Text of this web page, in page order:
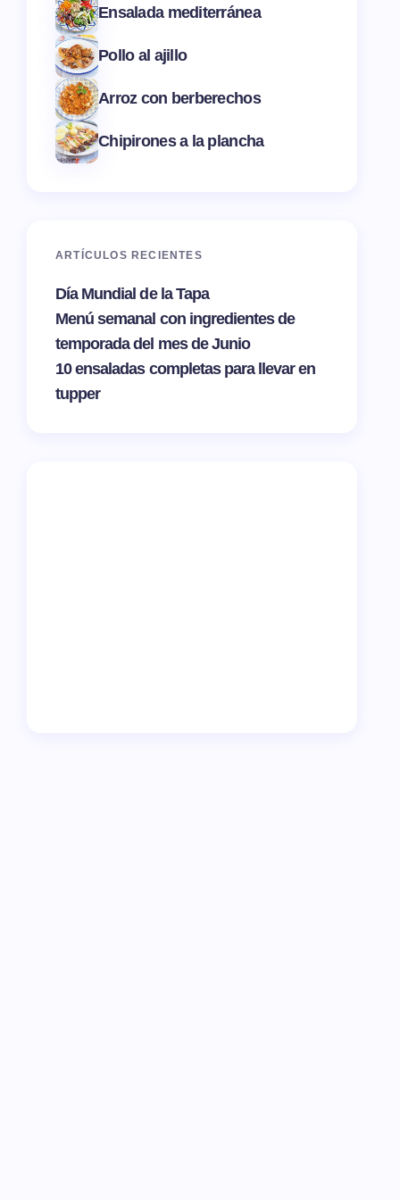
Ensalada mediterránea
Pollo al ajillo
Arroz con berberechos
Chipirones a la plancha
ARTÍCULOS RECIENTES
Día Mundial de la Tapa
Menú semanal con ingredientes de
temporada del mes de Junio
10 ensaladas completas para llevar en
tupper